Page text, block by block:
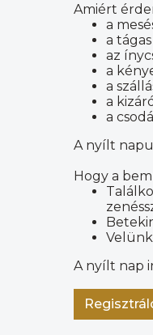
Amiért
a
a
az
a
a
a
a
A nyílt
Hogy a
A nyílt nap